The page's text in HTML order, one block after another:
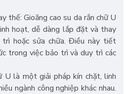
thế: Gioăng cao su da rắn chữ U
hoạt, dễ dàng lắp đặt và thay
hoặc sửa chữa. Điều này tiết
trong việc bảo trì và duy trì các
U là một giải pháp kín chặt, linh
ngành công nghiệp khác nhau.